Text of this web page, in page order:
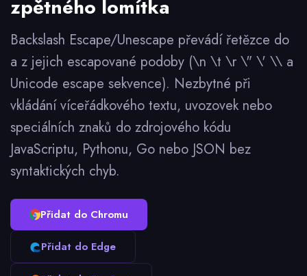
zpětného lomítka
Backslash Escape/Unescape převádí řetězce do
a z jejich escapované podoby (\n \t \r \" \' \\ a
Unicode escape sekvence). Nezbytné při
vkládání víceřádkového textu, uvozovek nebo
speciálních znaků do zdrojového kódu
JavaScriptu, Pythonu, Go nebo JSON bez
syntaktických chyb.
Přidat do Chromu
Přidat do Edge